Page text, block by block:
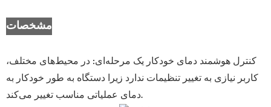
مشخصات
کنترل هوشمند دمای خودکار یک مرحله‌ای: در محیط‌های مختلف،
کاربر نیازی به تغییر تنظیمات ندارد زیرا دستگاه به طور خودکار به
دمای عملیاتی مناسب تغییر می‌کند.